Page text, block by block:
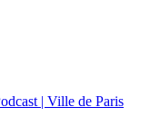
| Ville de Paris